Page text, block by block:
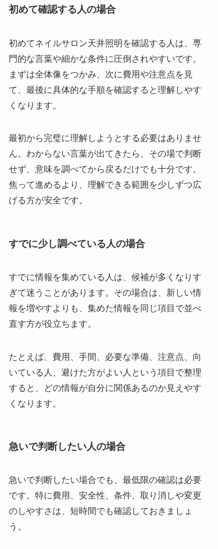
初めて確認する人の場合
初めてネイルサロン天井照明を確認する人は、専
門的な言葉や細かな条件に圧倒されやすいです。
まずは全体像をつかみ、次に費用や注意点を見
て、最後に具体的な手順を確認すると理解しやす
くなります。
最初から完璧に理解しようとする必要はありませ
ん。わからない言葉が出てきたら、その場で判断
せず、意味を調べてから戻るだけでも十分です。
焦って進めるより、理解できる範囲を少しずつ広
げる方が安全です。
すでに少し調べている人の場合
すでに情報を集めている人は、候補が多くなりす
ぎて迷うことがあります。その場合は、新しい情
報を増やすよりも、集めた情報を同じ項目で並べ
直す方が役立ちます。
たとえば、費用、手間、必要な準備、注意点、向
いている人、避けた方がよい人という項目で整理
すると、どの情報が自分に関係あるのか見えやす
くなります。
急いで判断したい人の場合
急いで判断したい場合でも、最低限の確認は必要
です。特に費用、安全性、条件、取り消しや変更
のしやすさは、短時間でも確認しておきましょ
う。